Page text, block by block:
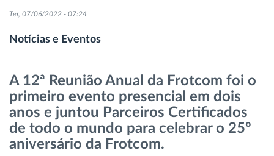
Gestão de tarefas
Descarga remota de tacógrafo
Controlo de acesso
Gestão de Combustível
Planeamento e monitorização de rotas
Ter, 07/06/2022 - 07:24
Notícias e Eventos
A 12ª Reunião Anual da Frotcom foi o
primeiro evento presencial em dois
anos e juntou Parceiros Certificados
de todo o mundo para celebrar o 25º
aniversário da Frotcom.